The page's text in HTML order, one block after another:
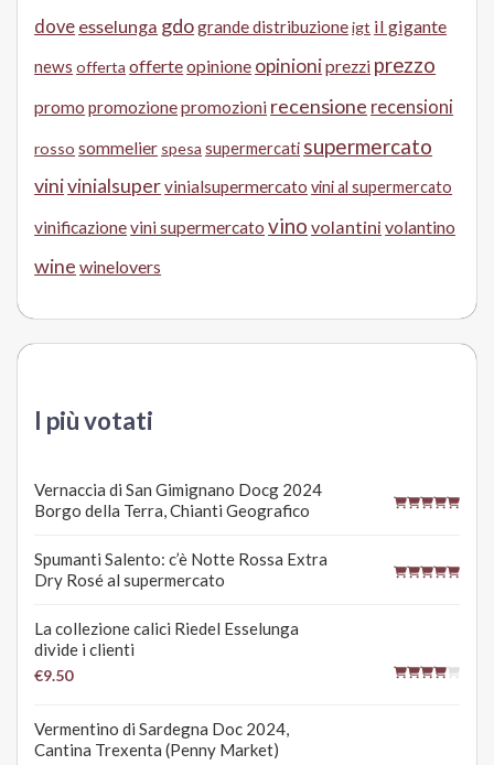
dove esselunga gdogrande distribuzioneigt il gigante
news offerta offerteopinione opinioniprezzi prezzo
promo promozionepromozioni recensione recensioni
rosso sommelier spesa supermercati supermercato
vinivinialsupervinialsupermercato vini al supermercato
vinificazionevini supermercato vino volantini volantino
wine winelovers
I più votati
Vernaccia di San Gimignano Docg 2024
Borgo della Terra, Chianti Geografico
Spumanti Salento: c’è Notte Rossa Extra
Dry Rosé al supermercato
La collezione calici Riedel Esselunga
divide i clienti
€9.50
Vermentino di Sardegna Doc 2024,
Cantina Trexenta (Penny Market)